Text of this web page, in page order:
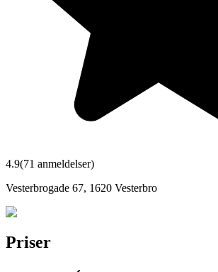
4.9(71 anmeldelser)
Vesterbrogade 67, 1620 Vesterbro
Priser